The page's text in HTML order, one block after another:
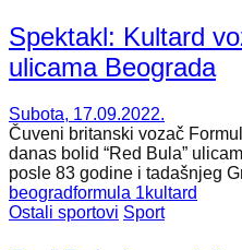
Spektakl: Kultard
ulicama Beograda
Subota, 17.09.2022.
Čuveni britanski vozač
danas bolid “Red Bula”
posle 83 godine i tadašnjeg
beogradformula 1kultard
Ostali sportovi Sport